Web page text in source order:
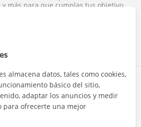
más para que cumplas tus objetivos.
buen trato y me ha enseñado muchas
Maya además de modelado que era
para repasar dudas en el futuro.
Verificado
almacena datos, tales como cookies,
básico del sitio,
adaptar los anuncios y medir
para ofrecerte una mejor